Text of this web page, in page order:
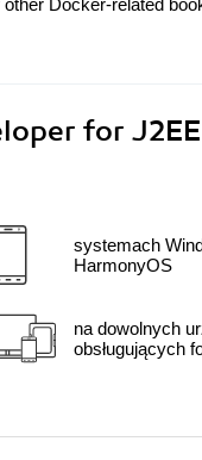
Docker-related
for
systemach
HarmonyOS
na dowolnych
obsługujących